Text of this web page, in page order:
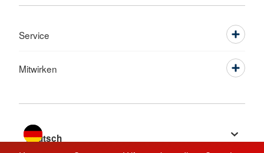
Service
Mitwirken
Sprache wechseln zu